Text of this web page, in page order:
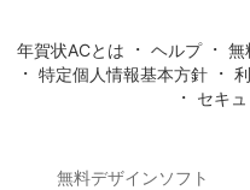
年賀状ACとは ・ ヘルプ・ 無
・ 特定個人情報基本方針 ・
・ セキ
無料デザインソフト